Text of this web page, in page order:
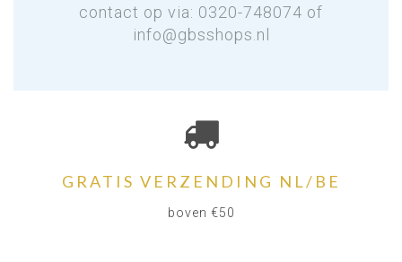
contact op via: 0320-748074 of
info@gbsshops.nl
GRATIS VERZENDING NL/BE
boven €50